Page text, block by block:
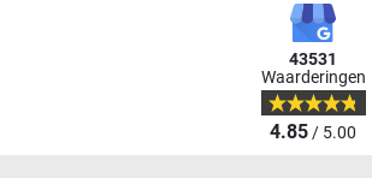
43531
Waarderingen
4.85/ 5.00